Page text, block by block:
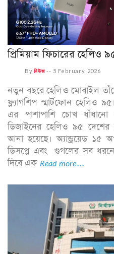
প্রিমিয়াম ফিচারের হেলিও
Byনিউজ -- 5 February, 2026
নতুন বছরে হেলিও মোবাইল
ফ্ল্যাগশিপ স্মার্টফোন হেলিও
এর পাশাপাশি চোখ ধাঁধানো
ডিজাইনের হেলিও ৯৫ দেশের
আনা হয়েছে। অ্যান্ড্রয়েড ১৫
ডিসপ্লে এবং গুগলের সব
দিবে এক Read more...